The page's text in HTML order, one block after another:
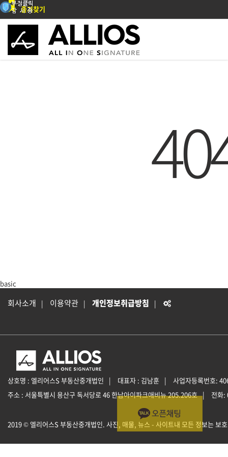
즐겨찾기
basic
회사소개 이용약관 개인정보취급방침
상호명 : 엘리어스S 부동산중개법인 대표자 : 김남훈
사업자등록번호:
주소 : 서울특별시 용산구 독서당로 46 한남아이파크애비뉴 205.206호 전화
2019 © 엘리어스S 부동산중개법인. 사진, 매물, 뉴스 - 사이트내 모든 정보는